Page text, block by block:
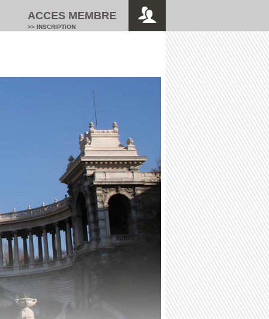
ACCES MEMBRE
>> INSCRIPTION